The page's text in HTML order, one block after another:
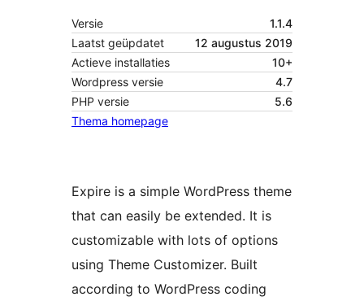
Versie
1.1.4
Laatst geüpdatet
12 augustus 2019
Actieve installaties
10+
Wordpress versie
4.7
PHP versie
5.6
Thema homepage
Expire is a simple WordPress theme
that can easily be extended. It is
customizable with lots of options
using Theme Customizer. Built
according to WordPress coding